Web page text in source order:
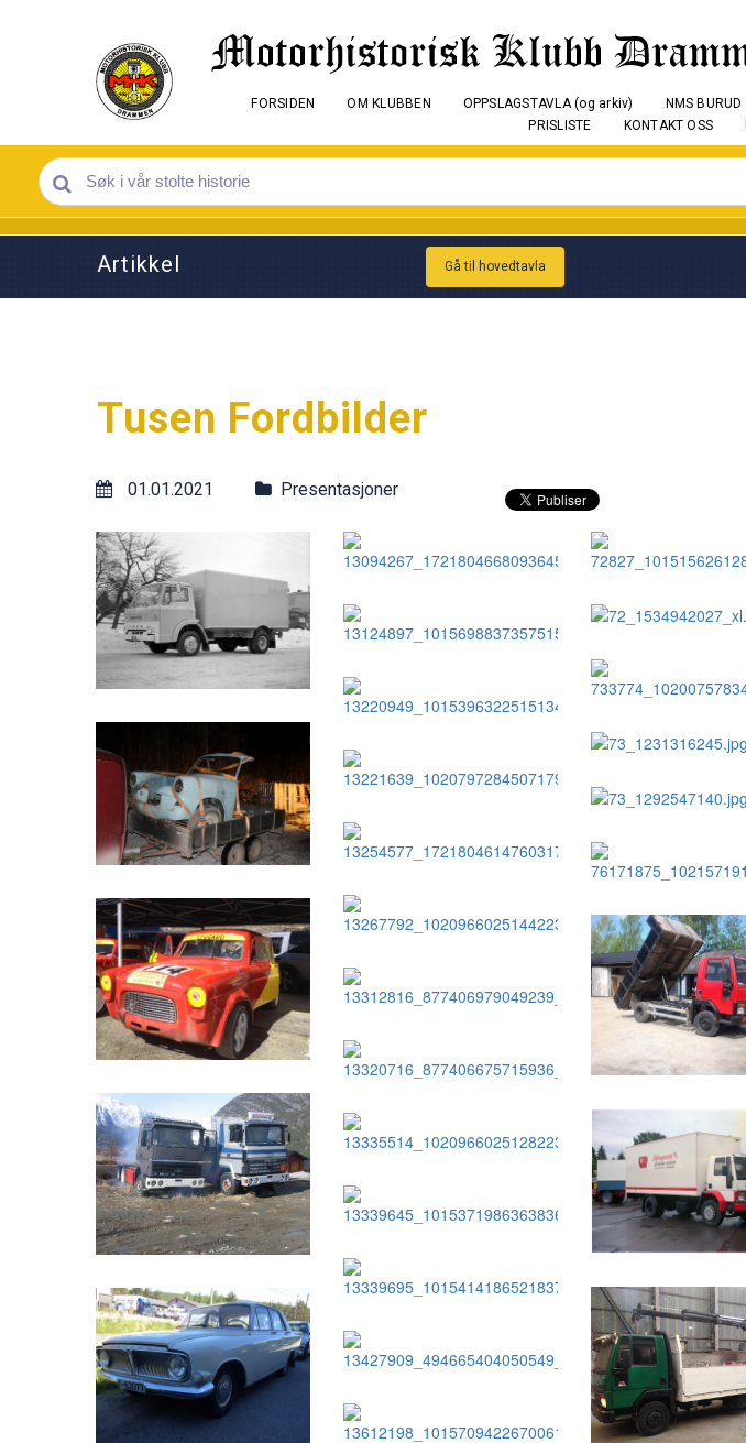
FORSIDEN OM KLUBBEN OPPSLAGSTAVLA (og arkiv) NMS BURUD
PRISLISTE
KONTAKT OSS
Artikkel Gå til hovedtavla
Tusen Fordbilder
01.01.2021 Presentasjoner